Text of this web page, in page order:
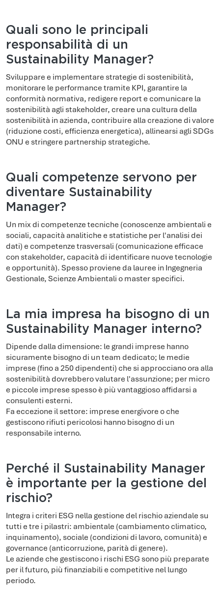
Quali sono le principali
responsabilità di un
Sustainability Manager?
Sviluppare e implementare strategie di sostenibilità,
monitorare le performance tramite KPI, garantire la
conformità normativa, redigere report e comunicare la
sostenibilità agli stakeholder, creare una cultura della
sostenibilità in azienda, contribuire alla creazione di valore
(riduzione costi, efficienza energetica), allinearsi agli SDGs
ONU e stringere partnership strategiche.
Quali competenze servono per
diventare Sustainability
Manager?
Un mix di competenze tecniche (conoscenze ambientali e
sociali, capacità analitiche e statistiche per l'analisi dei
dati) e competenze trasversali (comunicazione efficace
con stakeholder, capacità di identificare nuove tecnologie
e opportunità). Spesso proviene da lauree in Ingegneria
Gestionale, Scienze Ambientali o master specifici.
La mia impresa ha bisogno di un
Sustainability Manager interno?
Dipende dalla dimensione: le grandi imprese hanno
sicuramente bisogno di un team dedicato; le medie
imprese (fino a 250 dipendenti) che si approcciano ora alla
sostenibilità dovrebbero valutare l'assunzione; per micro
e piccole imprese spesso è più vantaggioso affidarsi a
consulenti esterni.
Fa eccezione il settore: imprese energivore o che
gestiscono rifiuti pericolosi hanno bisogno di un
responsabile interno.
Perché il Sustainability Manager
è importante per la gestione del
rischio?
Integra i criteri ESG nella gestione del rischio aziendale su
tutti e tre i pilastri: ambientale (cambiamento climatico,
inquinamento), sociale (condizioni di lavoro, comunità) e
governance (anticorruzione, parità di genere).
Le aziende che gestiscono i rischi ESG sono più preparate
per il futuro, più finanziabili e competitive nel lungo
periodo.